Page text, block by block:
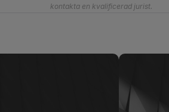
kontakta en kvalificerad jurist.